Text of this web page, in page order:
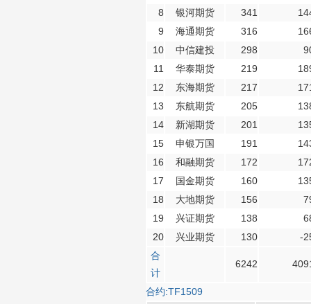
8
银河期货 341
9
海通期货 316
10
中信建投 298
11
华泰期货 219
12
东海期货 217
13
东航期货 205
14
新湖期货 201
15
申银万国 191
16
和融期货 172
17
国金期货 160
18
大地期货 156
19
兴证期货 138
20
兴业期货 130
-
合
计
6242
合约:TF1509